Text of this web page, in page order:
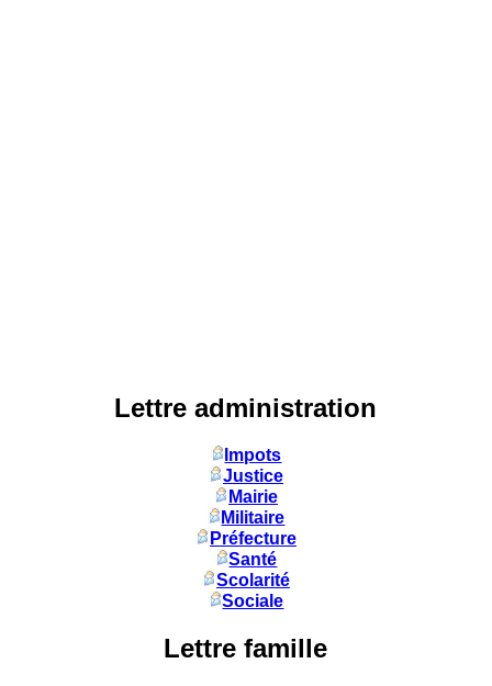
Lettre administration
Impots
Justice
Mairie
Militaire
Préfecture
Santé
Scolarité
Sociale
Lettre famille